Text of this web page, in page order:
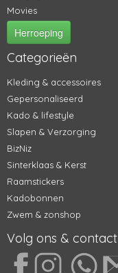
Movies
Herroeping
Categorieën
Kleding & accessoires
Gepersonaliseerd
Kado & lifestyle
Slapen & Verzorging
BizNiz
Sinterklaas & Kerst
Raamstickers
Kadobonnen
Zwem & zonshop
Volg ons & contact